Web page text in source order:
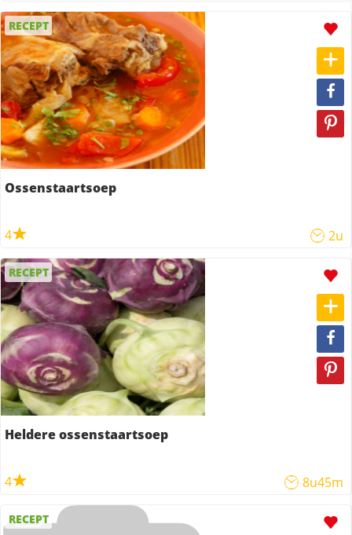
RECEPT
Ossenstaartsoep
4 2u
RECEPT
Heldere ossenstaartsoep
4 8u45m
RECEPT